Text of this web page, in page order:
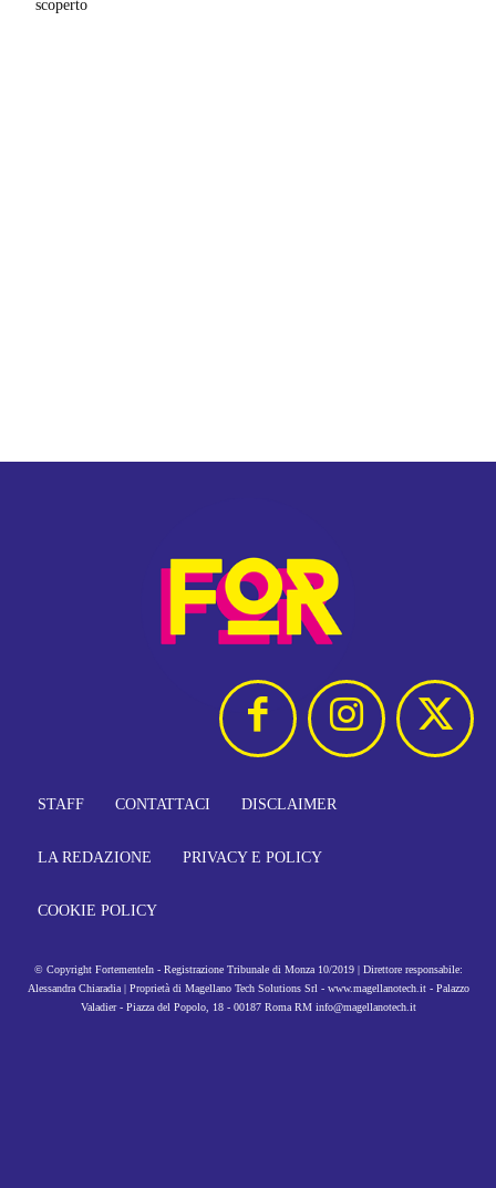
scoperto
STAFF CONTATTACI DISCLAIMER
LA REDAZIONE PRIVACY E POLICY
COOKIE POLICY
© Copyright FortementeIn - Registrazione Tribunale di Monza 10/2019 | Direttore responsabile:
Alessandra Chiaradia | Proprietà di Magellano Tech Solutions Srl - www.magellanotech.it - Palazzo
Valadier - Piazza del Popolo, 18 - 00187 Roma RM info@magellanotech.it